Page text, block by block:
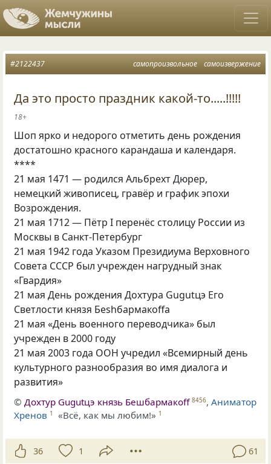
самопроизвольное самоизвержение
#2122437
Да это просто праздник какой-то.....!!!!!
18+
Шоп ярко и недорого отметить день рождения
достатошно красного карандаша и календаря.
****
21 мая 1471 — родился Альбрехт Дюрер,
немецкий живописец, гравёр и график эпохи
Возрождения.
21 мая 1712 — Пётр I перенёс столицу России из
Москвы в Санкт-Петербург
21 мая 1942 года Указом Президиума Верховного
Совета СССР был учрежден нагрудный знак
«Гвардия»
21 мая День рождения Дохтура Gugutцэ Его
Светлости князя Беshбармакоffа
21 мая «День военного переводчика» был
учрежден в 2000 году
21 мая 2003 года ООН учредил «Всемирный день
культурного разнообразия во имя диалога и
развития»
© Дохтур Gugutцэ князь Бешбармакоff 8456,Аниматор
Хренов 1 «Всё, как мы любим!» 1
36 1 61